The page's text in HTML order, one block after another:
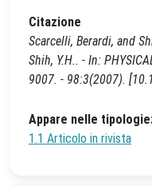
Citazione
Scarcelli, Berardi, and
Shih, Y.H.. - In:
9007. - 98:3(2007).
Appare nelle
1.1 Articolo in rivista